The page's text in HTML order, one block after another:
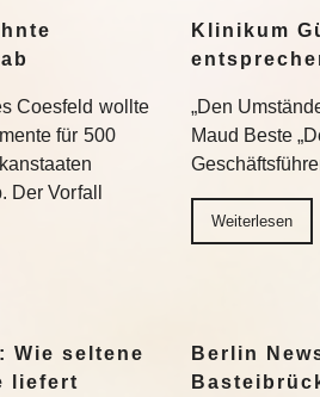
Coesfeld wollte
für 500
Vorfall
Klinikum
„Den
Maud Beste
Weiterlesen
Wie seltene
liefert
Berlin